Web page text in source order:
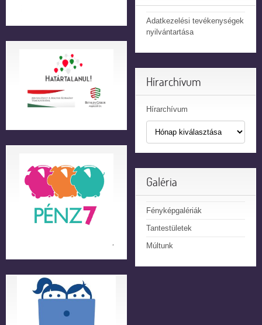
Adatkezelési tevékenységek
nyilvántartása
Hírarchívum
Hírarchívum
Galéria
Fényképgalériák
Tantestületek
Múltunk